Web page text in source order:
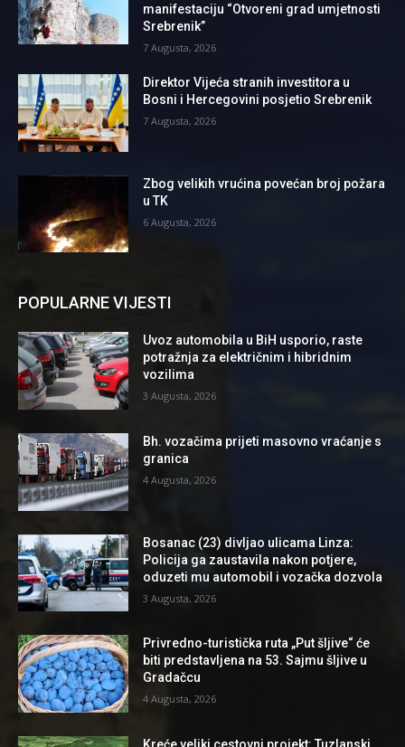
manifestaciju “Otvoreni grad umjetnosti
Srebrenik”
7 Augusta, 2026
Direktor Vijeća stranih investitora u
Bosni i Hercegovini posjetio Srebrenik
7 Augusta, 2026
Zbog velikih vrućina povećan broj požara
u TK
6 Augusta, 2026
POPULARNE VIJESTI
Uvoz automobila u BiH usporio, raste
potražnja za električnim i hibridnim
vozilima
3 Augusta, 2026
Bh. vozačima prijeti masovno vraćanje s
granica
4 Augusta, 2026
Bosanac (23) divljao ulicama Linza:
Policija ga zaustavila nakon potjere,
oduzeti mu automobil i vozačka dozvola
3 Augusta, 2026
Privredno-turistička ruta „Put šljive“ će
biti predstavljena na 53. Sajmu šljive u
Gradačcu
4 Augusta, 2026